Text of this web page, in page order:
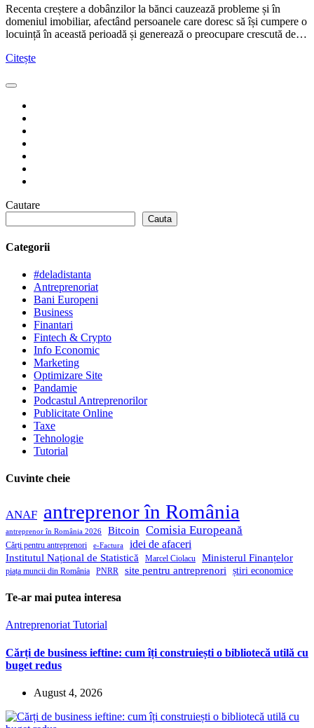
Recenta creștere a dobânzilor la bănci cauzează probleme și în
domeniul imobiliar, afectând persoanele care doresc să își cumpere o
locuință în această perioadă și generează o preocupare crescută de…
Citește
Cautare
Cauta
Categorii
#deladistanta
Antreprenoriat
Bani Europeni
Business
Finantari
Fintech & Crypto
Info Economic
Marketing
Optimizare Site
Pandamie
Podcastul Antreprenorilor
Publicitate Online
Taxe
Tehnologie
Tutorial
Cuvinte cheie
ANAF antreprenor în România
antreprenor în România 2026 Bitcoin Comisia Europeană
Cărți pentru antreprenori e-Factura idei de afaceri
Institutul Național de Statistică Marcel Ciolacu Ministerul Finanțelor
piața muncii din România PNRR site pentru antreprenori știri economice
Te-ar mai putea interesa
Antreprenoriat Tutorial
Cărți de business ieftine: cum îți construiești o bibliotecă utilă cu
buget redus
August 4, 2026